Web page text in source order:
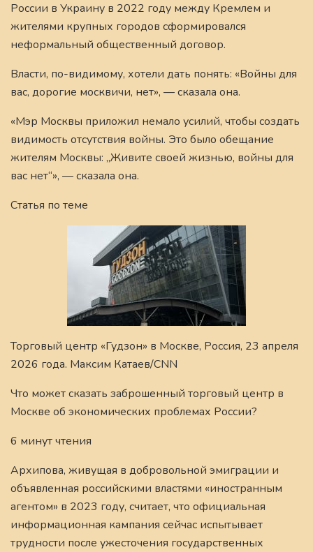
России в Украину в 2022 году между Кремлем и
жителями крупных городов сформировался
неформальный общественный договор.
Власти, по-видимому, хотели дать понять: «Войны для
вас, дорогие москвичи, нет», — сказала она.
«Мэр Москвы приложил немало усилий, чтобы создать
видимость отсутствия войны. Это было обещание
жителям Москвы: „Живите своей жизнью, войны для
вас нет“», — сказала она.
Статья по теме
Торговый центр «Гудзон» в Москве, Россия, 23 апреля
2026 года. Максим Катаев/CNN
Что может сказать заброшенный торговый центр в
Москве об экономических проблемах России?
6 минут чтения
Архипова, живущая в добровольной эмиграции и
объявленная российскими властями «иностранным
агентом» в 2023 году, считает, что официальная
информационная кампания сейчас испытывает
трудности после ужесточения государственных